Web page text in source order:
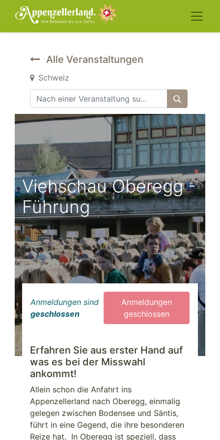
Alle Veranstaltungen
Schweiz
Viehschau Oberegg -
Führung
Anmeldungen sind
geschlossen
Anmeldungen
geschlossen
Erfahren Sie aus erster Hand auf
was es bei der Misswahl
ankommt!
Allein schon die Anfahrt ins
Appenzellerland nach Oberegg, einmalig
gelegen zwischen Bodensee und Säntis,
führt in eine Gegend, die ihre besonderen
Reize hat. In Oberegg ist speziell, dass